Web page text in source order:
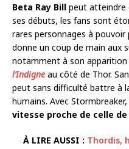
Beta Ray Bill peut atteindre
ses débuts, les fans sont
rares personnages à
donne un coup de main aux
notamment à son apparition
l’Indigne au côté de Thor.
peut sans difficulté battre à
humains. Avec
vitesse proche de celle
À LIRE AUSSI : Thordis,